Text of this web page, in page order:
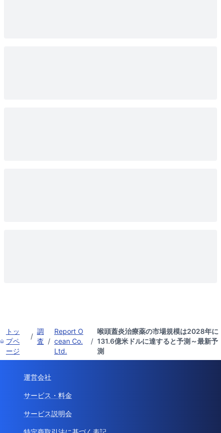
トッ
プペ
ージ
/
調
査 /
Report O
cean Co.
Ltd.
/
喉頭蓋炎治療薬の市場規模は2028年に
131.6億米ドルに達すると予測～最新予
測
運営会社
サービス・料金
サービス説明会